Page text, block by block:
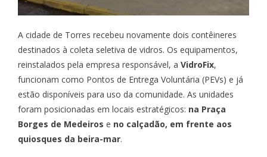
A cidade de Torres recebeu novamente dois contêineres
destinados à coleta seletiva de vidros. Os equipamentos,
reinstalados pela empresa responsável, a VidroFix,
funcionam como Pontos de Entrega Voluntária (PEVs) e já
estão disponíveis para uso da comunidade. As unidades
foram posicionadas em locais estratégicos: na Praça
Borges de Medeiros e no calçadão, em frente aos
quiosques da beira-mar.